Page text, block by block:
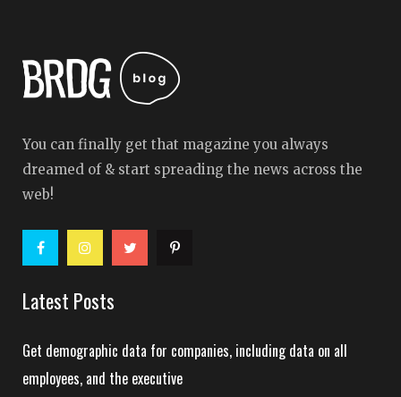
You can finally get that magazine you always
dreamed of & start spreading the news across the
web!
Latest Posts
Get demographic data for companies, including data on all
employees, and the executive